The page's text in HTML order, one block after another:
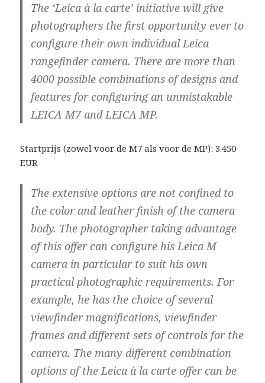
The ‘Leica à la carte’ initiative will give
photographers the first opportunity ever to
configure their own individual Leica
rangefinder camera. There are more than
4000 possible combinations of designs and
features for configuring an unmistakable
LEICA M7 and LEICA MP.
Startprijs (zowel voor de M7 als voor de MP): 3.450
EUR
The extensive options are not confined to
the color and leather finish of the camera
body. The photographer taking advantage
of this offer can configure his Leica M
camera in particular to suit his own
practical photographic requirements. For
example, he has the choice of several
viewfinder magnifications, viewfinder
frames and different sets of controls for the
camera. The many different combination
options of the Leica à la carte offer can be